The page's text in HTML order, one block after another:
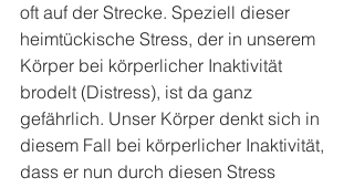
oft auf der Strecke. Speziell dieser
heimtückische Stress, der in unserem
Körper bei körperlicher Inaktivität
brodelt (Distress), ist da ganz
gefährlich. Unser Körper denkt sich in
diesem Fall bei körperlicher Inaktivität,
dass er nun durch diesen Stress